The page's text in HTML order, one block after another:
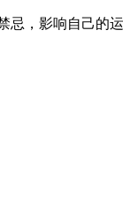
忌，影响自己的运